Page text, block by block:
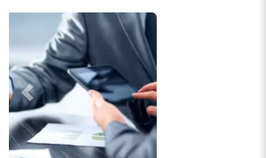
Previous